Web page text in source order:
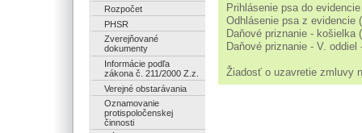
Rozpočet
PHSR
Zverejňované
dokumenty
Informácie podľa
zákona č. 211/2000 Z.z.
Verejné obstarávania
Oznamovanie
protispoločenskej
činnosti
Prihlásenie psa do
Odhlásenie psa z evidencie (
Daňové priznanie - košielka (
Daňové priznanie - V. oddiel
Žiadosť o uzavretie zmluvy